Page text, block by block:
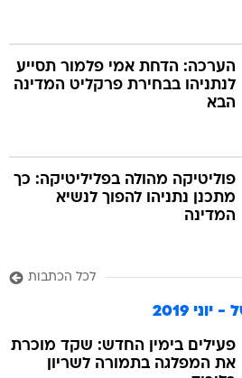
הערכה: הדחת אמי פלמור תסייע
לנתניהו בבחירת פרקליט המדינה
הבא
פוליטיקה מהולה בפליליטיקה: כך
מתכנן נתניהו להפוך לנשיא
המדינה
לכל הכתבות
2019
פעילים בימין החדש: שקד מוכרת
את המפלגה בתמורה לשריון